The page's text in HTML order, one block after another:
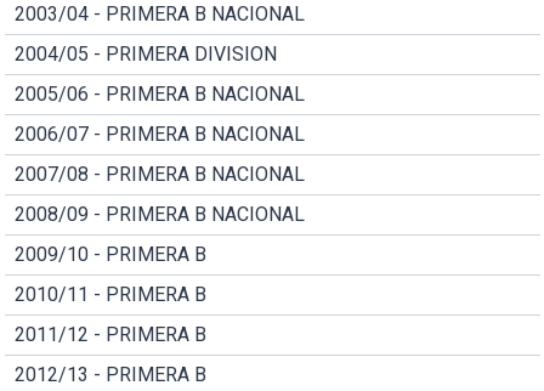
2003/04 - PRIMERA B NACIONAL
2004/05 - PRIMERA DIVISION
2005/06 - PRIMERA B NACIONAL
2006/07 - PRIMERA B NACIONAL
2007/08 - PRIMERA B NACIONAL
2008/09 - PRIMERA B NACIONAL
2009/10 - PRIMERA B
2010/11 - PRIMERA B
2011/12 - PRIMERA B
2012/13 - PRIMERA B